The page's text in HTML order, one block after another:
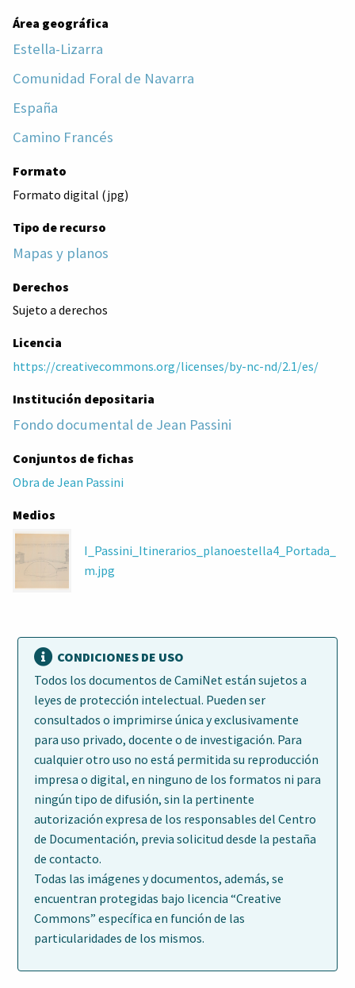
Área geográfica
Estella-Lizarra
Comunidad Foral de Navarra
España
Camino Francés
Formato
Formato digital (jpg)
Tipo de recurso
Mapas y planos
Derechos
Sujeto a derechos
Licencia
https://creativecommons.org/licenses/by-nc-nd/2.1/es/
Institución depositaria
Fondo documental de Jean Passini
Conjuntos de fichas
Obra de Jean Passini
Medios
I_Passini_Itinerarios_planoestella4_Portada_
m.jpg
CONDICIONES DE USO
Todos los documentos de CamiNet están sujetos a
leyes de protección intelectual. Pueden ser
consultados o imprimirse única y exclusivamente
para uso privado, docente o de investigación. Para
cualquier otro uso no está permitida su reproducción
impresa o digital, en ninguno de los formatos ni para
ningún tipo de difusión, sin la pertinente
autorización expresa de los responsables del Centro
de Documentación, previa solicitud desde la pestaña
de contacto.
Todas las imágenes y documentos, además, se
encuentran protegidas bajo licencia “Creative
Commons” específica en función de las
particularidades de los mismos.